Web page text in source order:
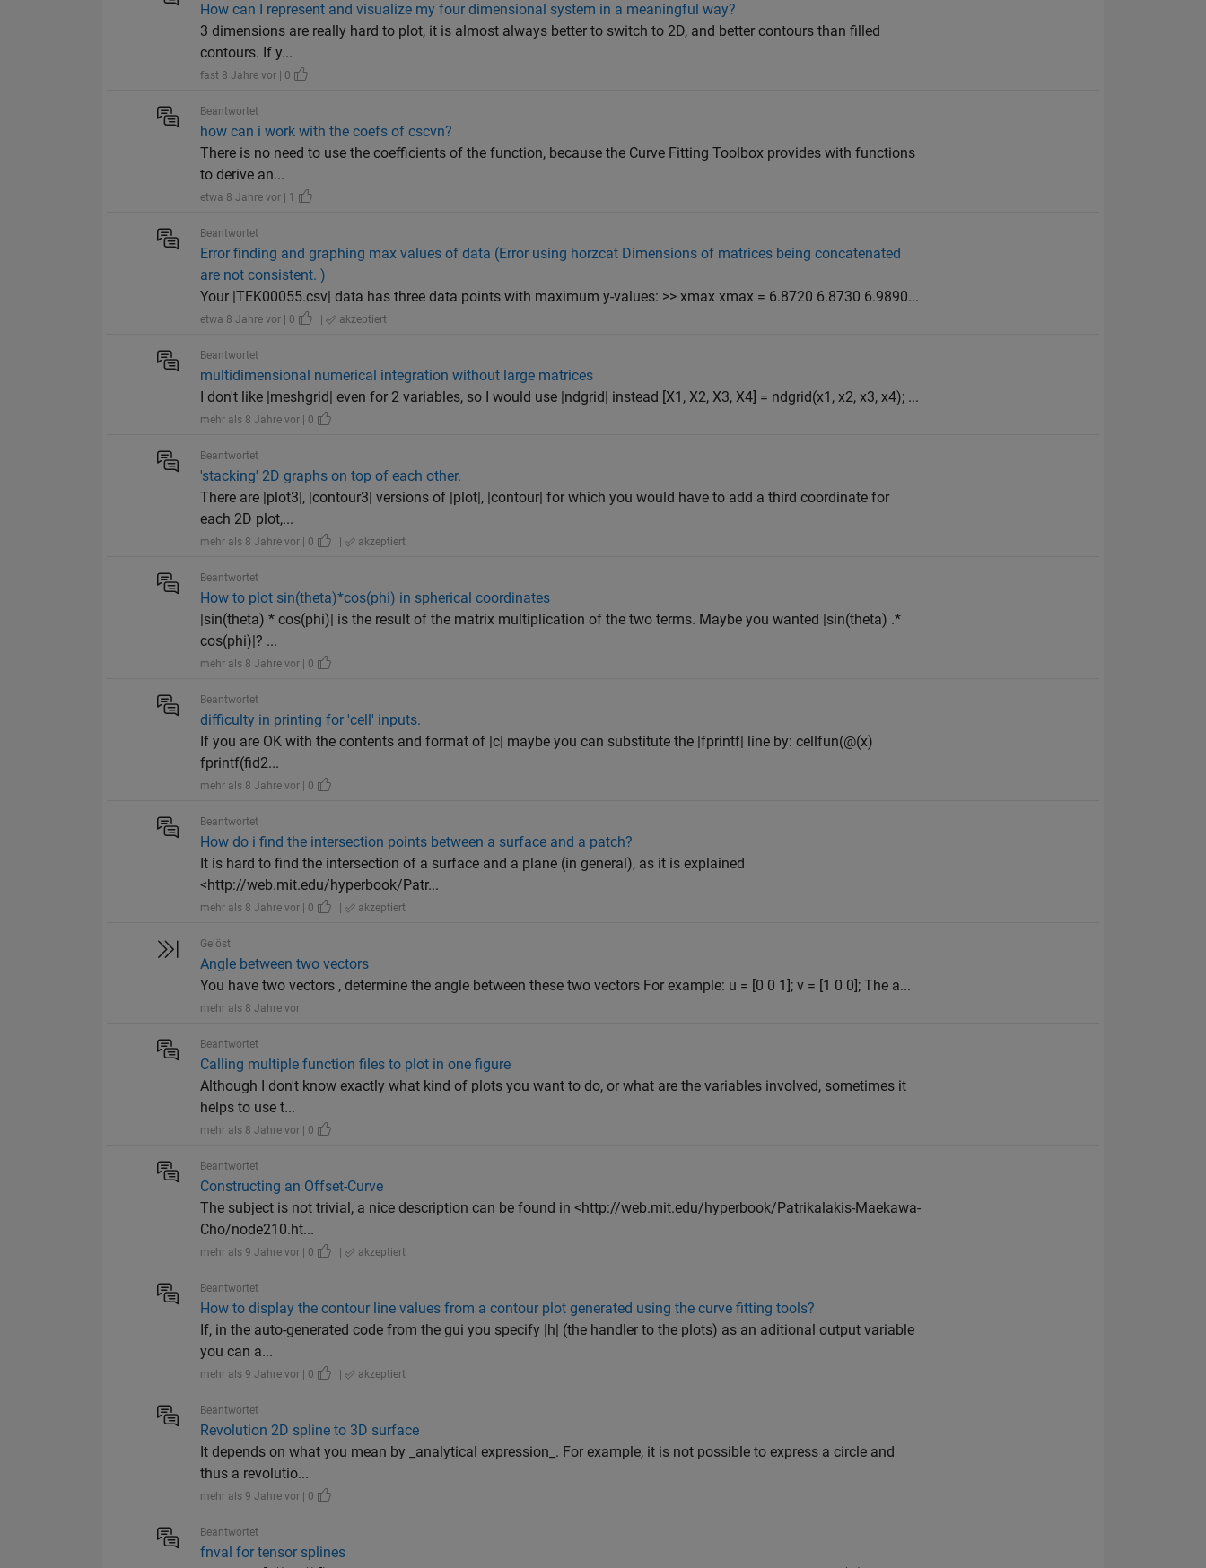
How can I represent and visualize my four dimensional system in a meaningful way?
3 dimensions are really hard to plot, it is almost always better to switch to 2D, and better contours than filled
contours. If y...
fast 8 Jahre vor | 0
Beantwortet
how can i work with the coefs of cscvn?
There is no need to use the coefficients of the function, because the Curve Fitting Toolbox provides with functions
to derive an...
etwa 8 Jahre vor | 1
Beantwortet
Error finding and graphing max values of data (Error using horzcat Dimensions of matrices being concatenated
are not consistent. )
Your |TEK00055.csv| data has three data points with maximum y-values: >> xmax xmax = 6.8720 6.8730 6.9890...
etwa 8 Jahre vor | 0 | akzeptiert
Beantwortet
multidimensional numerical integration without large matrices
I don't like |meshgrid| even for 2 variables, so I would use |ndgrid| instead [X1, X2, X3, X4] = ndgrid(x1, x2, x3, x4); ...
mehr als 8 Jahre vor | 0
Beantwortet
'stacking' 2D graphs on top of each other.
There are |plot3|, |contour3| versions of |plot|, |contour| for which you would have to add a third coordinate for
each 2D plot,...
mehr als 8 Jahre vor | 0 | akzeptiert
Beantwortet
How to plot sin(theta)*cos(phi) in spherical coordinates
|sin(theta) * cos(phi)| is the result of the matrix multiplication of the two terms. Maybe you wanted |sin(theta) .*
cos(phi)|? ...
mehr als 8 Jahre vor | 0
Beantwortet
difficulty in printing for 'cell' inputs.
If you are OK with the contents and format of |c| maybe you can substitute the |fprintf| line by: cellfun(@(x)
fprintf(fid2...
mehr als 8 Jahre vor | 0
Beantwortet
How do i find the intersection points between a surface and a patch?
It is hard to find the intersection of a surface and a plane (in general), as it is explained
<http://web.mit.edu/hyperbook/Patr...
mehr als 8 Jahre vor | 0 | akzeptiert
Gelöst
Angle between two vectors
You have two vectors , determine the angle between these two vectors For example: u = [0 0 1]; v = [1 0 0]; The a...
mehr als 8 Jahre vor
Beantwortet
Calling multiple function files to plot in one figure
Although I don't know exactly what kind of plots you want to do, or what are the variables involved, sometimes it
helps to use t...
mehr als 8 Jahre vor | 0
Beantwortet
Constructing an Offset-Curve
The subject is not trivial, a nice description can be found in <http://web.mit.edu/hyperbook/Patrikalakis-Maekawa-
Cho/node210.ht...
mehr als 9 Jahre vor | 0 | akzeptiert
Beantwortet
How to display the contour line values from a contour plot generated using the curve fitting tools?
If, in the auto-generated code from the gui you specify |h| (the handler to the plots) as an aditional output variable
you can a...
mehr als 9 Jahre vor | 0 | akzeptiert
Beantwortet
Revolution 2D spline to 3D surface
It depends on what you mean by _analytical expression_. For example, it is not possible to express a circle and
thus a revolutio...
mehr als 9 Jahre vor | 0
Beantwortet
fnval for tensor splines